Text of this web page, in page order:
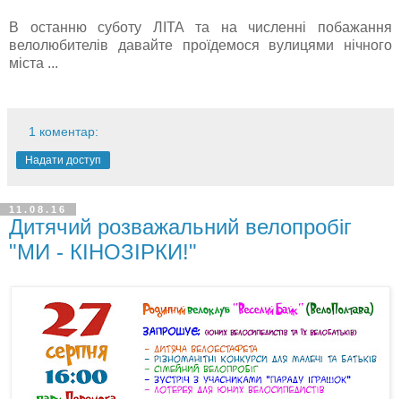
В останню суботу ЛІТА та на численні побажання
велолюбителів давайте проїдемося вулицями нічного
міста ...
1 коментар:
Надати доступ
11.08.16
Дитячий розважальний велопробіг
"МИ - КІНОЗІРКИ!"